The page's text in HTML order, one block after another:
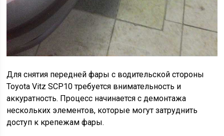
Для снятия передней фары с водительской стороны
Toyota Vitz SCP10 требуется внимательность и
аккуратность. Процесс начинается с демонтажа
нескольких элементов, которые могут затруднить
доступ к крепежам фары.